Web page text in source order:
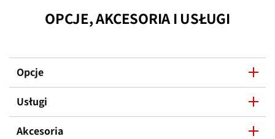
OPCJE, AKCESORIA I USŁUGI
Opcje
Usługi
Akcesoria